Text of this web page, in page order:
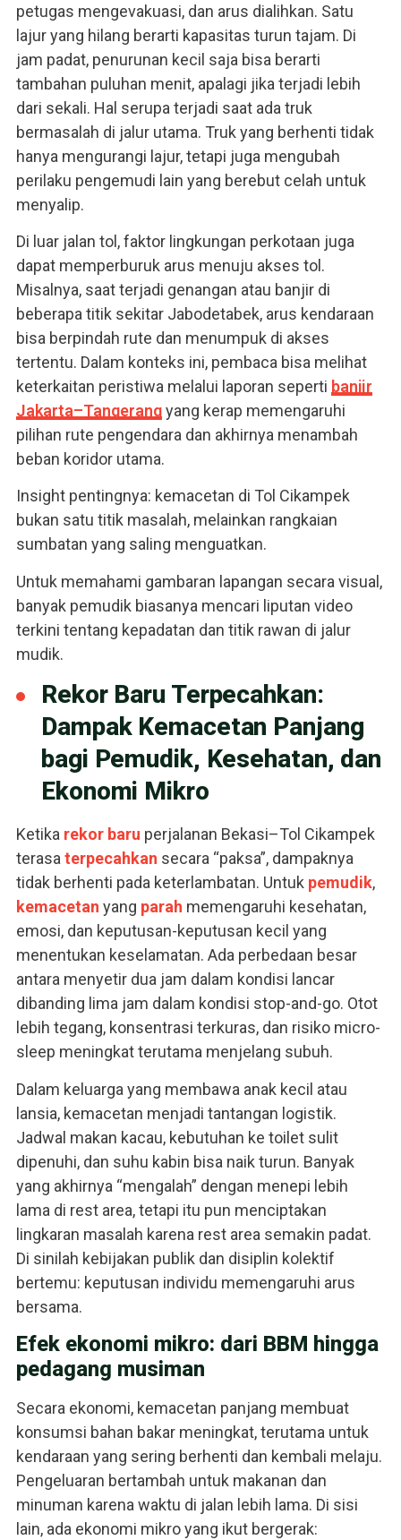
petugas mengevakuasi, dan arus dialihkan. Satu
lajur yang hilang berarti kapasitas turun tajam. Di
jam padat, penurunan kecil saja bisa berarti
tambahan puluhan menit, apalagi jika terjadi lebih
dari sekali. Hal serupa terjadi saat ada truk
bermasalah di jalur utama. Truk yang berhenti tidak
hanya mengurangi lajur, tetapi juga mengubah
perilaku pengemudi lain yang berebut celah untuk
menyalip.
Di luar jalan tol, faktor lingkungan perkotaan juga
dapat memperburuk arus menuju akses tol.
Misalnya, saat terjadi genangan atau banjir di
beberapa titik sekitar Jabodetabek, arus kendaraan
bisa berpindah rute dan menumpuk di akses
tertentu. Dalam konteks ini, pembaca bisa melihat
keterkaitan peristiwa melalui laporan seperti banjir
Jakarta–Tangerangyang kerap memengaruhi
pilihan rute pengendara dan akhirnya menambah
beban koridor utama.
Insight pentingnya: kemacetan di Tol Cikampek
bukan satu titik masalah, melainkan rangkaian
sumbatan yang saling menguatkan.
Untuk memahami gambaran lapangan secara visual,
banyak pemudik biasanya mencari liputan video
terkini tentang kepadatan dan titik rawan di jalur
mudik.
Rekor Baru Terpecahkan:
Dampak Kemacetan Panjang
bagi Pemudik, Kesehatan, dan
Ekonomi Mikro
Ketika rekor baru perjalanan Bekasi–Tol Cikampek
terasaterpecahkan secara “paksa”, dampaknya
tidak berhenti pada keterlambatan. Untuk pemudik,
kemacetan yang parah memengaruhi kesehatan,
emosi, dan keputusan-keputusan kecil yang
menentukan keselamatan. Ada perbedaan besar
antara menyetir dua jam dalam kondisi lancar
dibanding lima jam dalam kondisi stop-and-go. Otot
lebih tegang, konsentrasi terkuras, dan risiko micro-
sleep meningkat terutama menjelang subuh.
Dalam keluarga yang membawa anak kecil atau
lansia, kemacetan menjadi tantangan logistik.
Jadwal makan kacau, kebutuhan ke toilet sulit
dipenuhi, dan suhu kabin bisa naik turun. Banyak
yang akhirnya “mengalah” dengan menepi lebih
lama di rest area, tetapi itu pun menciptakan
lingkaran masalah karena rest area semakin padat.
Di sinilah kebijakan publik dan disiplin kolektif
bertemu: keputusan individu memengaruhi arus
bersama.
Efek ekonomi mikro: dari BBM hingga
pedagang musiman
Secara ekonomi, kemacetan panjang membuat
konsumsi bahan bakar meningkat, terutama untuk
kendaraan yang sering berhenti dan kembali melaju.
Pengeluaran bertambah untuk makanan dan
minuman karena waktu di jalan lebih lama. Di sisi
lain, ada ekonomi mikro yang ikut bergerak: